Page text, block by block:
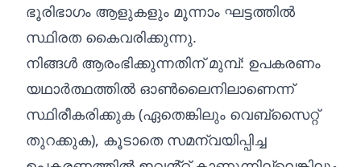
ഭൂരിഭാഗം ആളുകളും മൂന്നാം ഘട്ടത്തിൽ
സ്ഥിരത കൈവരിക്കുന്നു.
നിങ്ങൾ ആരംഭിക്കുന്നതിന് മുമ്പ്: ഉപകരണം
യഥാർത്ഥത്തിൽ ഓൺലൈനിലാണെന്ന്
സ്ഥിരീകരിക്കുക (ഏതെങ്കിലും വെബ്‌സൈറ്റ്
തുറക്കുക), കൂടാതെ സമന്വയിപ്പിച്ച